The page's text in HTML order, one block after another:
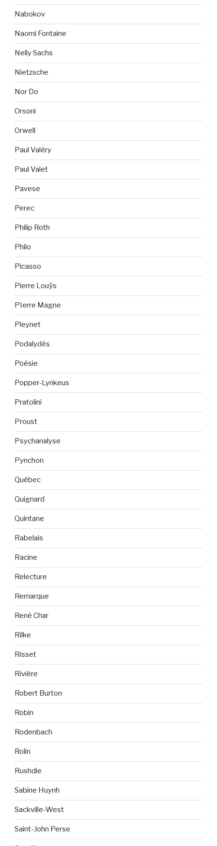
Nabokov
Naomi Fontaine
Nelly Sachs
Nietzsche
Nor Do
Orsoni
Orwell
Paul Valéry
Paul Valet
Pavese
Perec
Philip Roth
Philo
Picasso
Pierre Louÿs
PIerre Magne
Pleynet
Podalydès
Poésie
Popper-Lynkeus
Pratolini
Proust
Psychanalyse
Pynchon
Québec
Quignard
Quintane
Rabelais
Racine
Relecture
Remarque
René Char
Rilke
Risset
Rivière
Robert Burton
Robin
Rodenbach
Rolin
Rushdie
Sabine Huynh
Sackville-West
Saint-John Perse